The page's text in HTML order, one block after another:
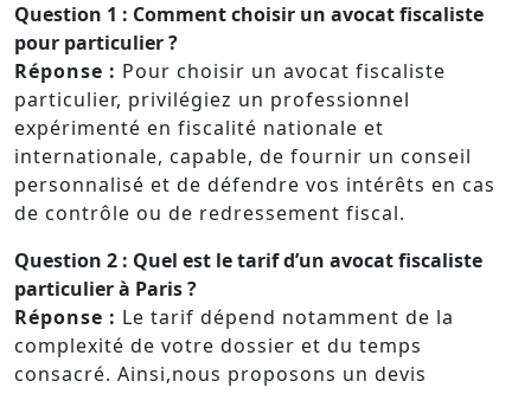
Question 1 : Comment choisir un avocat fiscaliste
pour particulier ?
Réponse : Pour choisir un avocat fiscaliste
particulier, privilégiez un professionnel
expérimenté en fiscalité nationale et
internationale, capable, de fournir un conseil
personnalisé et de défendre vos intérêts en cas
de contrôle ou de redressement fiscal.
Question 2 : Quel est le tarif d’un avocat fiscaliste
particulier à Paris ?
Réponse : Le tarif dépend notamment de la
complexité de votre dossier et du temps
consacré. Ainsi,nous proposons un devis